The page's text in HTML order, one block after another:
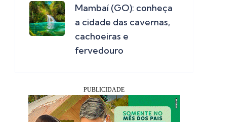
Mambaí (GO): conheça
a cidade das cavernas,
cachoeiras e
fervedouro